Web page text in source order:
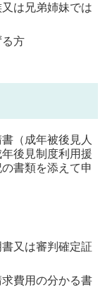
は兄弟姉妹では
方
（成年被後見人
後見制度利用援
書類を添えて申
又は審判確定証
費用の分かる書